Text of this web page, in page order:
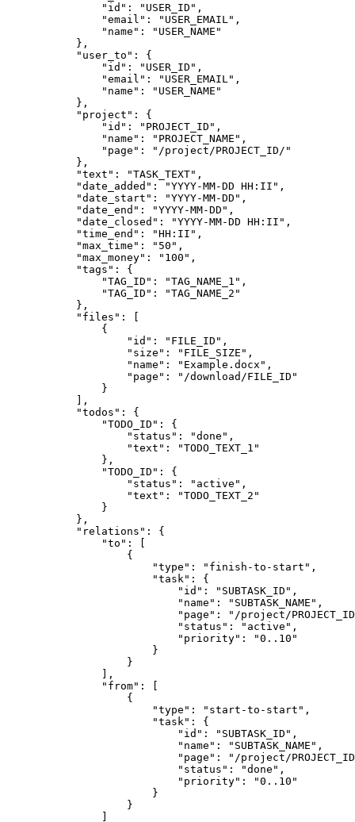
                "id": "USER_ID",
                "email": "USER_EMAIL",
                "name": "USER_NAME"
            },
            "user_to": {
                "id": "USER_ID",
                "email": "USER_EMAIL",
                "name": "USER_NAME"
            },
            "project": {
                "id": "PROJECT_ID",
                "name": "PROJECT_NAME",
                "page": "/project/PROJECT_ID/"
            },
            "text": "TASK_TEXT",
            "date_added": "YYYY-MM-DD HH:II",
            "date_start": "YYYY-MM-DD",
            "date_end": "YYYY-MM-DD",
            "date_closed": "YYYY-MM-DD HH:II",
            "time_end": "HH:II",
            "max_time": "50",
            "max_money": "100",
            "tags": {
                "TAG_ID": "TAG_NAME_1",
                "TAG_ID": "TAG_NAME_2"
            },
            "files": [
                {
                    "id": "FILE_ID",
"size": "FILE_SIZE",
                    "name": "Example.docx",
                    "page": "/download/FILE_ID"
}
            ],
            "todos": {
                "TODO_ID": {
                    "status": "done",
                    "text": "TODO_TEXT_1"
                },
                "TODO_ID": {
                    "status": "active",
                    "text": "TODO_TEXT_2"
                }
            },
            "relations": {
                "to": [
                    {
                        "type": "finish-to-start",
                        "task": {
                            "id": "SUBTASK_ID",
                            "name": "SUBTASK_NAME",
"page": "/project/
                            "status": "active",
                            "priority": "0..10"
                        }
                    }
                ],
                "from": [
                    {
                        "type": "start-to-start",
                        "task": {
                            "id": "SUBTASK_ID",
                            "name": "SUBTASK_NAME",
"page": "/project/
                            "status": "done",
                            "priority": "0..10"
                        }
                    }